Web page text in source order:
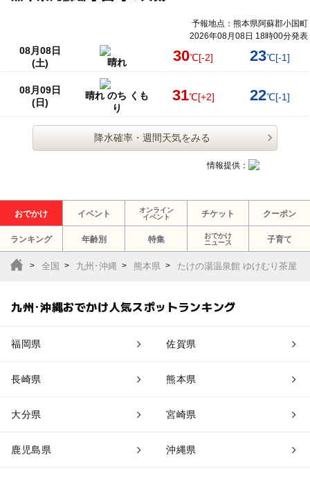
予報地点：熊本県阿蘇郡小国町
2026年08月08日 18時00分発表
08月08日
(土)
晴れ 30℃[-2] 23℃[-1]
08月09日
(日)
晴れ のち くも
り
31℃[+2] 22℃[-1]
降水確率・週間天気をみる
情報提供：
おでかけ イベント
オンライン
イベント
チケット クーポン
ランキング 年齢別 特集
おでかけ
ニュース
子育て
全国 九州･沖縄 熊本県 たけの湯温泉館 ゆけむり茶屋
九州･沖縄おでかけ人気スポットランキング
福岡県 佐賀県
長崎県 熊本県
大分県 宮崎県
鹿児島県 沖縄県